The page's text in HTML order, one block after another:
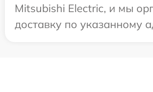
Mitsubishi Electric, и мы
доставку по указанному